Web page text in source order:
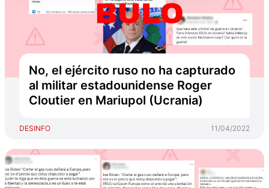
No, el ejército ruso no ha capturado
al militar estadounidense Roger
Cloutier en Mariupol (Ucrania)
DESINFO 11/04/2022